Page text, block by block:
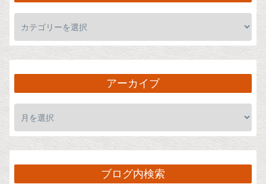
アーカイブ
ブログ内検索